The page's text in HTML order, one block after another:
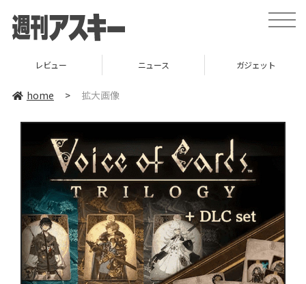
toggle
レビュー ニュース ガジェット
home > 拡大画像